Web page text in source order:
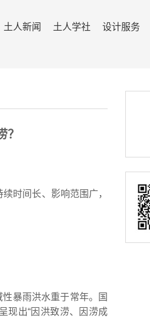
土人新闻 土人学社 设计服务
时间长、影响范围广，
暴雨洪水重于常年。国
现出“因洪致涝、因涝成